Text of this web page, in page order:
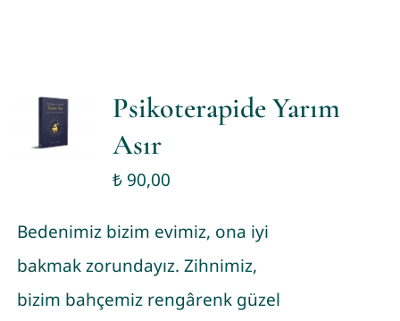
Psikoterapide Yarım
Asır
₺90,00
Bedenimiz bizim evimiz, ona iyi
bakmak zorundayız. Zihnimiz,
bizim bahçemiz rengârenk güzel